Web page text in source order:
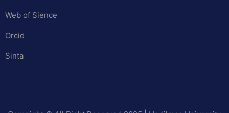
Web of Sience
Orcid
Sinta